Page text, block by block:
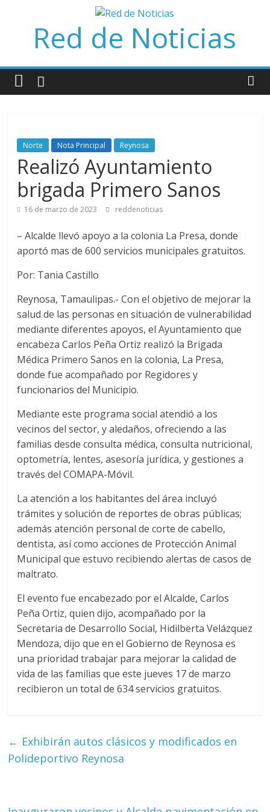
contenidoRed de Noticias
Norte Nota Principal Reynosa
Realizó Ayuntamiento
brigada Primero Sanos
16 de marzo de 2023 reddenoticias
– Alcalde llevó apoyo a la colonia La Presa, donde
aportó mas de 600 servicios municipales gratuitos.
Por: Tania Castillo
Reynosa, Tamaulipas.- Con el objetivo de mejorar la
salud de las personas en situación de vulnerabilidad
mediante diferentes apoyos, el Ayuntamiento que
encabeza Carlos Peña Ortiz realizó la Brigada
Médica Primero Sanos en la colonia, La Presa,
donde fue acompañado por Regidores y
funcionarios del Municipio.
Mediante este programa social atendió a los
vecinos del sector, y aledaños, ofreciendo a las
familias desde consulta médica, consulta nutricional,
optometría, lentes, asesoría jurídica, y gestiones a
través del COMAPA-Móvil.
La atención a los habitantes del área incluyó
trámites y solución de reportes de obras públicas;
además atención personal de corte de cabello,
dentista, así como acciones de Protección Animal
Municipal que estuvo recibiendo alertas de casos de
maltrato.
El evento fue encabezado por el Alcalde, Carlos
Peña Ortiz, quien dijo, acompañado por la
Secretaria de Desarrollo Social, Hidilberta Velázquez
Mendoza, dijo que en el Gobierno de Reynosa es
una prioridad trabajar para mejorar la calidad de
vida de las familias que este jueves 17 de marzo
recibieron un total de 634 servicios gratuitos.
← Exhibirán autos clásicos y modificados en
Polideportivo Reynosa